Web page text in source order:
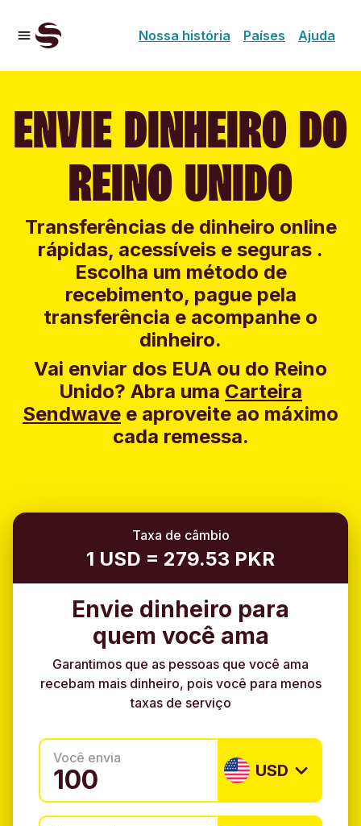
Nossa história Países Ajuda
ENVIE DINHEIRO DO
REINO UNIDO
Transferências de dinheiro online
rápidas, acessíveis e seguras .
Escolha um método de
recebimento, pague pela
transferência e acompanhe o
dinheiro.
Vai enviar dos EUA ou do Reino
Unido? Abra uma Carteira
Sendwave e aproveite ao máximo
cada remessa.
Taxa de câmbio
1 USD = 279.53 PKR
Envie dinheiro para
quem você ama
Garantimos que as pessoas que você ama
recebam mais dinheiro, pois você para menos
taxas de serviço
Você envia
USD